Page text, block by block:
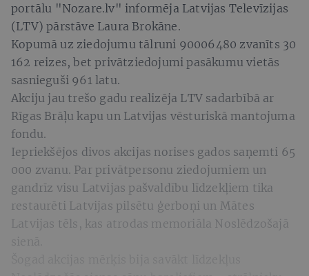
portālu "Nozare.lv" informēja Latvijas Televīzijas
(LTV) pārstāve Laura Brokāne.
Kopumā uz ziedojumu tālruni 90006480 zvanīts 30
162 reizes, bet privātziedojumi pasākumu vietās
sasnieguši 961 latu.
Akciju jau trešo gadu realizēja LTV sadarbībā ar
Rīgas Brāļu kapu un Latvijas vēsturiskā mantojuma
fondu.
Iepriekšējos divos akcijas norises gados saņemti 65
000 zvanu. Par privātpersonu ziedojumiem un
gandrīz visu Latvijas pašvaldību līdzekļiem tika
restaurēti Latvijas pilsētu ģerboņi un Mātes
Latvijas tēls, kas atrodas memoriāla Noslēdzošajā
sienā.